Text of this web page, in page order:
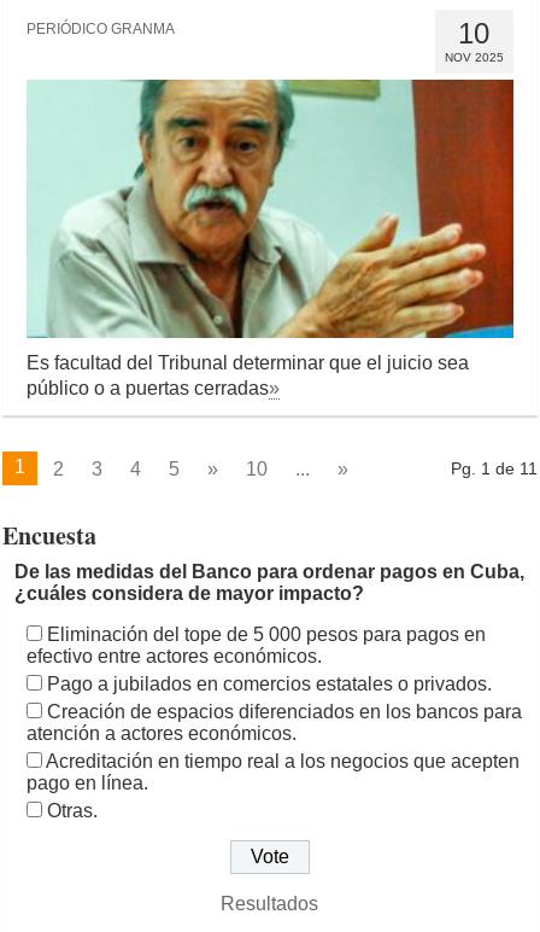
10
NOV 2025
PERIÓDICO GRANMA
Es facultad del Tribunal determinar que el juicio sea
público o a puertas cerradas»
Pg. 1 de 11
1 2 3 4 5 » 10 ... »
Encuesta
De las medidas del Banco para ordenar pagos en Cuba,
¿cuáles considera de mayor impacto?
Eliminación del tope de 5 000 pesos para pagos en
efectivo entre actores económicos.
Pago a jubilados en comercios estatales o privados.
Creación de espacios diferenciados en los bancos para
atención a actores económicos.
Acreditación en tiempo real a los negocios que acepten
pago en línea.
Otras.
Resultados